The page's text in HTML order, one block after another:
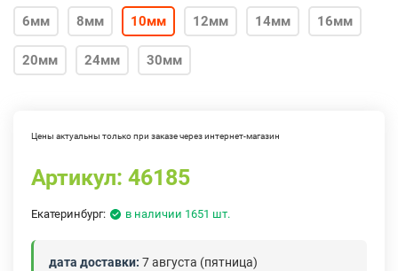
6мм 8мм 10мм 12мм 14мм 16мм
20мм 24мм 30мм
Цены актуальны только при заказе через интернет-магазин
Артикул: 46185
Екатеринбург: в наличии 1651 шт.
дата доставки: 7 августа (пятница)